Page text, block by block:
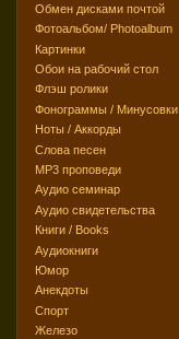
Обмен дисками почтой
Фотоальбом/ Photoalbum
Картинки
Обои на рабочий стол
Флэш ролики
Фонограммы / Минусовки
Ноты / Аккорды
Слова песен
MP3 проповеди
Аудио семинар
Аудио свидетельства
Книги / Books
Аудиокниги
Юмор
Анекдоты
Спорт
Железо